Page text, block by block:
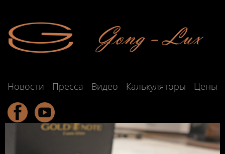
Новости Пресса Видео Калькуляторы Цены